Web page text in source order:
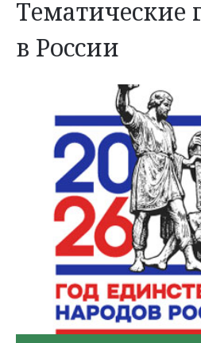
Тематические
в России